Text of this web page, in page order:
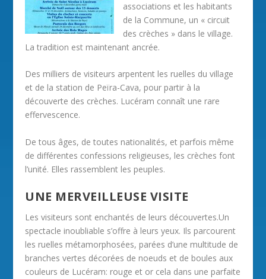
associations et les habitants
de la Commune, un « circuit
des crèches » dans le village.
La tradition est maintenant ancrée.
Des milliers de visiteurs arpentent les ruelles du village
et de la station de Peïra-Cava, pour partir à la
découverte des crèches. Lucéram connaît une rare
effervescence.
De tous âges, de toutes nationalités, et parfois même
de différentes confessions religieuses, les crèches font
l’unité. Elles rassemblent les peuples.
UNE MERVEILLEUSE VISITE
Les visiteurs sont enchantés de leurs découvertes.Un
spectacle inoubliable s’offre à leurs yeux. Ils parcourent
les ruelles métamorphosées, parées d’une multitude de
branches vertes décorées de noeuds et de boules aux
couleurs de Lucéram: rouge et or cela dans une parfaite